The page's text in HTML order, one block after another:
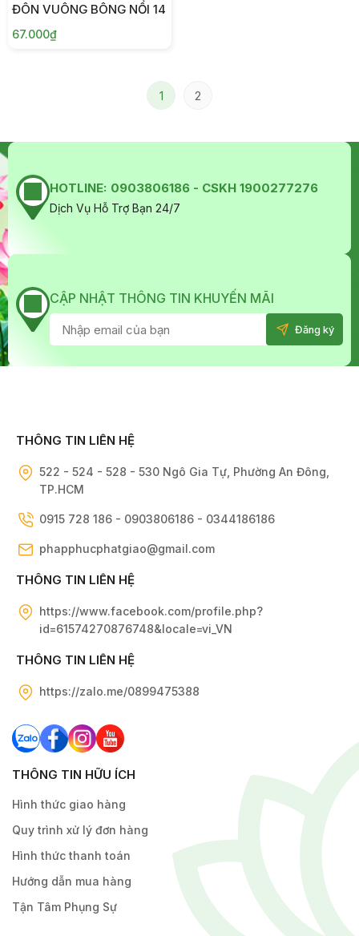
ĐÔN VUÔNG BÔNG NỔI 14
67.000₫
1 2
HOTLINE: 0903806186 - CSKH 1900277276
Dịch Vụ Hỗ Trợ Bạn 24/7
CẬP NHẬT THÔNG TIN KHUYẾN MÃI
THÔNG TIN LIÊN HỆ
522 - 524 - 528 - 530 Ngô Gia Tự, Phường An Đông,
TP.HCM
0915 728 186 - 0903806186 - 0344186186
phapphucphatgiao@gmail.com
THÔNG TIN LIÊN HỆ
https://www.facebook.com/profile.php?
id=61574270876748&locale=vi_VN
THÔNG TIN LIÊN HỆ
https://zalo.me/0899475388
THÔNG TIN HỮU ÍCH
Hình thức giao hàng
Quy trình xử lý đơn hàng
Hình thức thanh toán
Hướng dẫn mua hàng
Tận Tâm Phụng Sự